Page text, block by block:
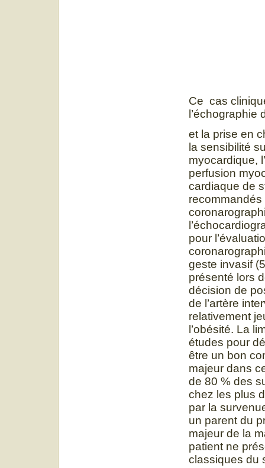
Ce cas
et la prise en
la sensibilité
myocardique,
perfusion
cardiaque de
recommandés
pour
geste invasif
présenté lors
décision de
de l’artère
relativement
l’obésité. La
études pour
être un bon
majeur dans
de 80 % des
chez les plus
par la
un parent du
majeur de la
patient ne
classiques du